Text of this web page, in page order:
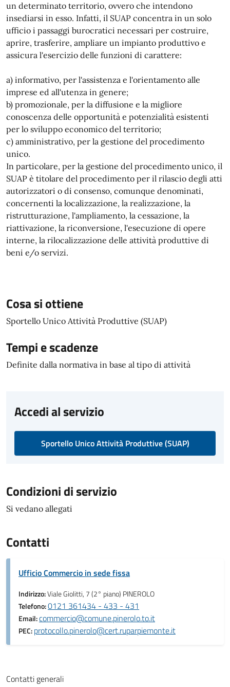
un determinato territorio, ovvero che intendono
insediarsi in esso. Infatti, il SUAP concentra in un solo
ufficio i passaggi burocratici necessari per costruire,
aprire, trasferire, ampliare un impianto produttivo e
assicura l'esercizio delle funzioni di carattere:
a) informativo, per l'assistenza e l'orientamento alle
imprese ed all'utenza in genere;
b) promozionale, per la diffusione e la migliore
conoscenza delle opportunità e potenzialità esistenti
per lo sviluppo economico del territorio;
c) amministrativo, per la gestione del procedimento
unico.
In particolare, per la gestione del procedimento unico, il
SUAP è titolare del procedimento per il rilascio degli atti
autorizzatori o di consenso, comunque denominati,
concernenti la localizzazione, la realizzazione, la
ristrutturazione, l'ampliamento, la cessazione, la
riattivazione, la riconversione, l'esecuzione di opere
interne, la rilocalizzazione delle attività produttive di
beni e/o servizi.
Cosa si ottiene
Sportello Unico Attività Produttive (SUAP)
Tempi e scadenze
Definite dalla normativa in base al tipo di attività
Accedi al servizio
Sportello Unico Attività Produttive (SUAP)
Condizioni di servizio
Si vedano allegati
Contatti
Ufficio Commercio in sede fissa
Indirizzo:Viale Giolitti, 7 (2° piano) PINEROLO
Telefono:0121 361434 - 433 - 431
Email:commercio@comune.pinerolo.to.it
PEC:protocollo.pinerolo@cert.ruparpiemonte.it
Contatti generali